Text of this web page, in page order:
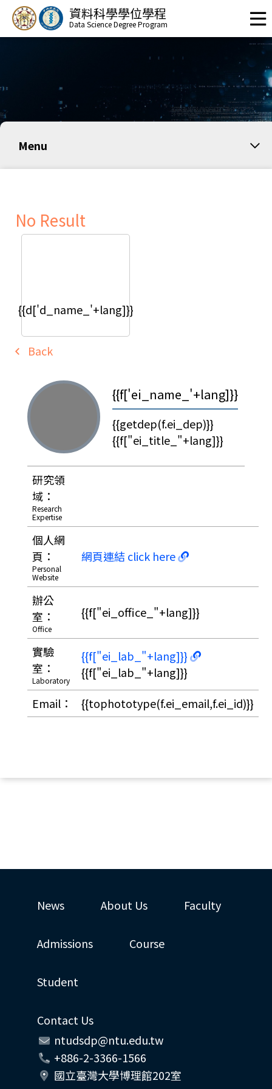
資料科學學位學程
Data Science Degree Program
Menu
No Result
{{d['d_name_'+lang]}}
Back
{{f['ei_name_'+lang]}}
{{getdep(f.ei_dep)}}
{{f["ei_title_"+lang]}}
研究領
域：
Research
Expertise
個人網
頁：
Personal
Website
網頁連結 click here
辦公
室：
Office
{{f["ei_office_"+lang]}}
實驗
室：
Laboratory
{{f["ei_lab_"+lang]}}
{{f["ei_lab_"+lang]}}
Email：
{{tophototype(f.ei_email,f.ei_id)}}
News About Us Faculty
Admissions Course
Student
Contact Us
ntudsdp@ntu.edu.tw
+886-2-3366-1566
國立臺灣大學博理館202室